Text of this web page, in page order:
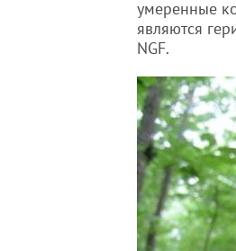
умеренные
являются
NGF.